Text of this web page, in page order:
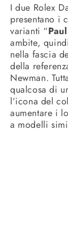
I due Rolex
presentano i
varianti “
ambite,
nella fascia
della
Newman.
qualcosa di
l’icona del
aumentare i
a modelli